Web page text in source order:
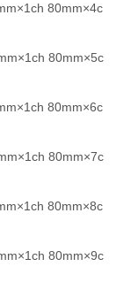
80mm×4c
80mm×5c
80mm×6c
80mm×7c
80mm×8c
80mm×9c